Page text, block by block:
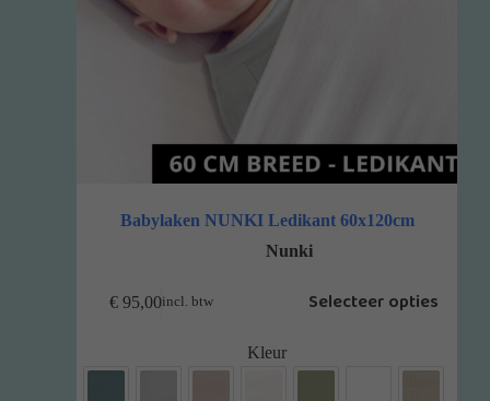
Babylaken NUNKI Ledikant 60x120cm
Nunki
€95,00incl. btw Selecteer opties
Kleur